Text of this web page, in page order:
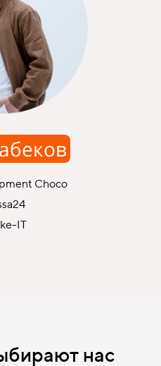
Сhoco
IT
нас